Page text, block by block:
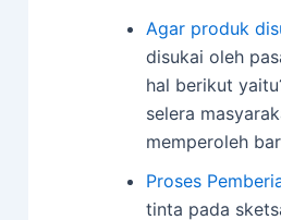
Agar produk
disukai oleh
hal berikut
selera
memperoleh
Proses
tinta pada